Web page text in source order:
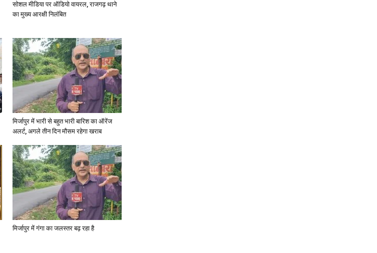
Paper
सोशल मीडिया पर ऑडियो वायरल, राजगढ़ थाने
का मुख्य आरक्षी निलंबित
मिर्जापुर में भारी से बहुत भारी बारिश का ऑरेंज
अलर्ट, अगले तीन दिन मौसम रहेगा खराब
मिर्जापुर में गंगा का जलस्तर बढ़ रहा है